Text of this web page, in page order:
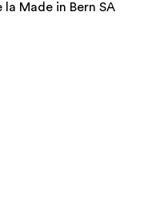
Made in Bern SA